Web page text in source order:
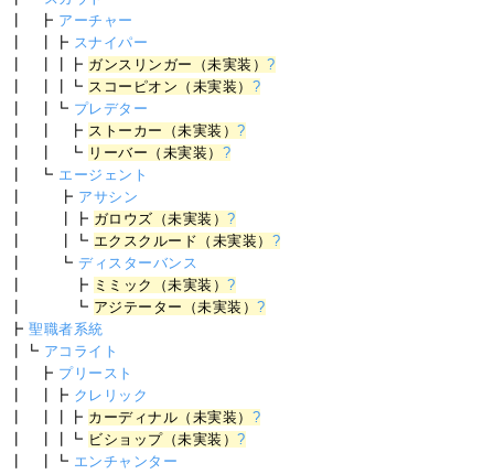
┃ ┣ アーチャー
┃ ┃┣ スナイパー
┃ ┃┃┣ ガンスリンガー（未実装）?
┃ ┃┃┗ スコーピオン（未実装） ?
┃ ┃┗ プレデター
┃ ┃ ┣ ストーカー（未実装）?
┃ ┃ ┗ リーバー（未実装） ?
┃ ┗ エージェント
┃ ┣ アサシン
┃ ┃┣ ガロウズ（未実装）?
┃ ┃┗ エクスクルード（未実装） ?
┃ ┗ディスターバンス
┃ ┣ ミミック（未実装）?
┃ ┗ アジテーター（未実装）?
┣聖職者系統
┃┗ アコライト
┃ ┣ プリースト
┃ ┃┣ クレリック
┃ ┃┃┣ カーディナル（未実装） ?
┃ ┃┃┗ ビショップ（未実装）?
┃ ┃┗ エンチャンター